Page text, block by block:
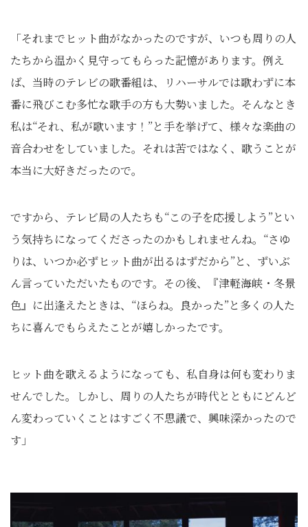
「それまでヒット曲がなかったのですが、いつも周りの人
たちから温かく見守ってもらった記憶があります。例え
ば、当時のテレビの歌番組は、リハーサルでは歌わずに本
番に飛びこむ多忙な歌手の方も大勢いました。そんなとき
私は“それ、私が歌います！”と手を挙げて、様々な楽曲の
音合わせをしていました。それは苦ではなく、歌うことが
本当に大好きだったので。
ですから、テレビ局の人たちも“この子を応援しよう”とい
う気持ちになってくださったのかもしれませんね。“さゆ
りは、いつか必ずヒット曲が出るはずだから”と、ずいぶ
ん言っていただいたものです。その後、『津軽海峡・冬景
色』に出逢えたときは、“ほらね。良かった”と多くの人た
ちに喜んでもらえたことが嬉しかったです。
ヒット曲を歌えるようになっても、私自身は何も変わりま
せんでした。しかし、周りの人たちが時代とともにどんど
ん変わっていくことはすごく不思議で、興味深かったので
す」